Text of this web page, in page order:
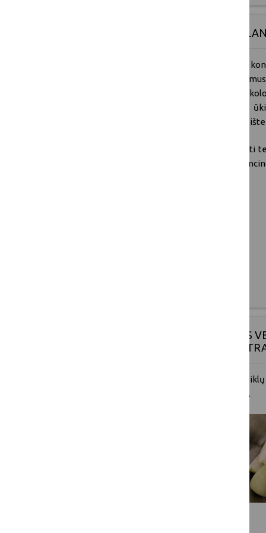
INOVATYVIŲ PRIEMONIŲ
: sujungus
žinias, galimybes ir patirtį atlikti
musės (Rhagoletis batava) kontrolei
šaltalankių (Hippophae rhamnoides)
produktyvumą ir produkcijos kokybę, bei
: skatinti ūkius diegti
didinančias ūkių produktyvumą,
ŽEMĖS ŪKIO MAISTO PRIDĖTINĖS
GAMINANT OBUOLIŲ IŠSPAUDŲ
– didinti žemės ūkio
verslumą, orientuotis į galutinį vartotoją.